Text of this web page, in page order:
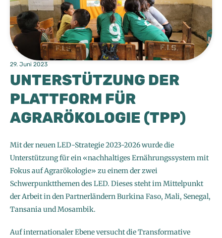
29. Juni 2023
UNTERSTÜTZUNG DER
PLATTFORM FÜR
AGRARÖKOLOGIE (TPP)
Mit der neuen LED-Strategie 2023-2026 wurde die
Unterstützung für ein «nachhaltiges Ernährungssystem mit
Fokus auf Agrarökologie» zu einem der zwei
Schwerpunktthemen des LED. Dieses steht im Mittelpunkt
der Arbeit in den Partnerländern Burkina Faso, Mali, Senegal,
Tansania und Mosambik.
Auf internationaler Ebene versucht die Transformative